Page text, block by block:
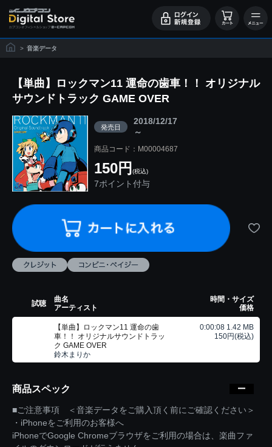
> 音楽データ
【単曲】ロックマン11 運命の歯車！！ オリジナル
サウンドトラック GAME OVER
発売日
2018/12/17
～
商品コード：M00004687
150円 (税込)
7ポイント付与
試聴
曲名
アーティスト
時間・サイズ
価格
【単曲】ロックマン11 運命の歯
車！！ オリジナルサウンドトラッ
ク GAME OVER
鈴木まりか
0:00:08 1.42 MB
150円(税込)
商品スペック
■ご注意事項 ＜音楽データをご購入頂く前にご確認ください＞
・iPhoneをご利用のお客様へ
iPhoneでGoogle Chromeブラウザをご利用の場合は、楽曲ファ